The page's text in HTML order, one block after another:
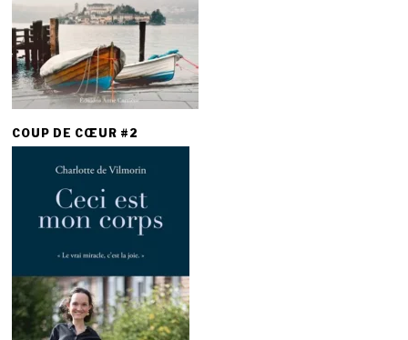
COUP DE CŒUR #2